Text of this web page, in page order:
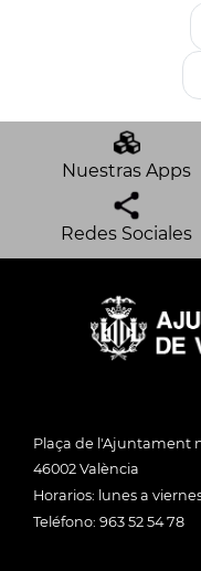
Nuestras Apps
Redes Sociales
Plaça de l'Ajuntament
46002 València
Horarios: lunes a
Teléfono: 963 52 54 78